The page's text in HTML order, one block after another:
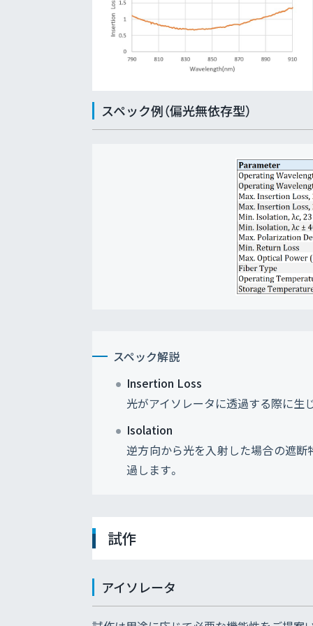
スペック例（偏光無依存型）
スペック解説
Insertion Loss
光がアイソレータに透過する際に生
Isolation
逆方向から光を入射した場合の遮断
過します。
試作
アイソレータ